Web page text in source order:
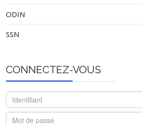
ODIN
SSN
CONNECTEZ-VOUS
Identifiant
Mot de passe